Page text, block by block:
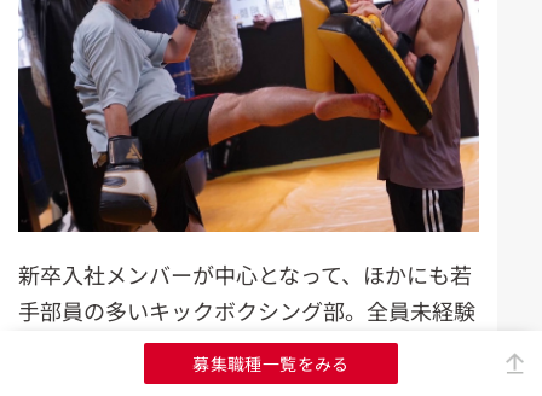
新卒入社メンバーが中心となって、ほかにも若
手部員の多いキックボクシング部。全員未経験
とのことで、基礎からしっかり教え合いながら
練習しているそう。筋トレ・有酸素運動もして
募集職種一覧をみる